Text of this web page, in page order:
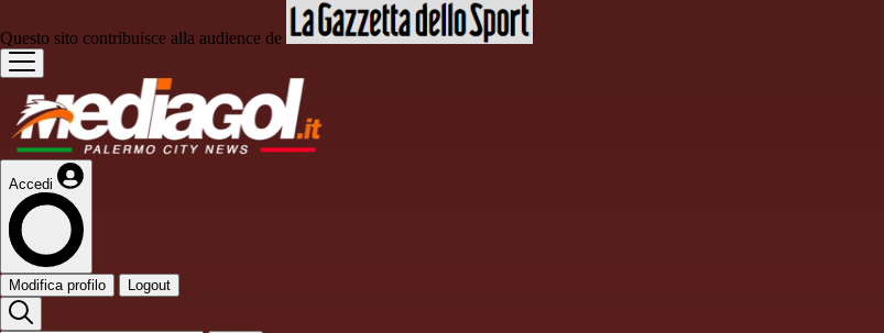
Questo sito contribuisce alla audience de
Accedi
Modifica profilo Logout